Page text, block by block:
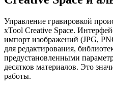
Управление гравировкой
xTool Creative Space.
импорт изображений (JPG,
для редактирования,
предустановленными
десятков материалов. Это
работы.